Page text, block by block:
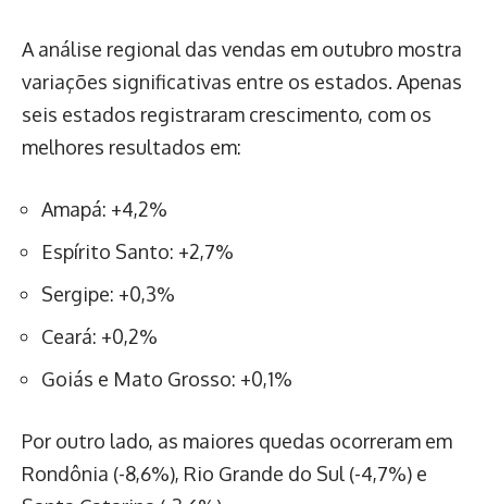
A análise regional das vendas em outubro mostra
variações significativas entre os estados. Apenas
seis estados registraram crescimento, com os
melhores resultados em:
Amapá: +4,2%
Espírito Santo: +2,7%
Sergipe: +0,3%
Ceará: +0,2%
Goiás e Mato Grosso: +0,1%
Por outro lado, as maiores quedas ocorreram em
Rondônia (-8,6%), Rio Grande do Sul (-4,7%) e